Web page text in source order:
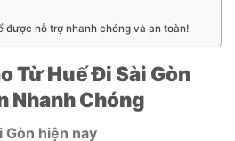
được hỗ trợ nhanh chóng và an toàn!
Từ Huế Đi Sài Gòn
Nhanh Chóng
Gòn hiện nay